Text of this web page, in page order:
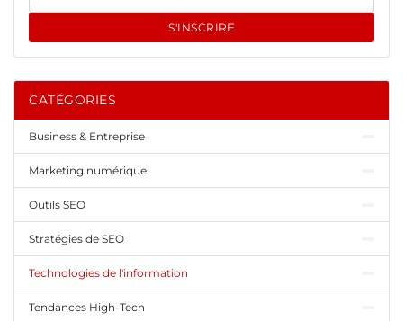
S'INSCRIRE
CATÉGORIES
Business & Entreprise
Marketing numérique
Outils SEO
Stratégies de SEO
Technologies de l'information
Tendances High-Tech